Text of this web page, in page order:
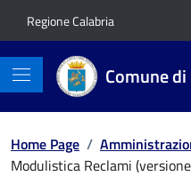
Regione Calabria
Comune
Home Page /
Modulistica Reclami